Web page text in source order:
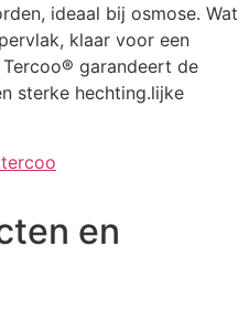
ideaal bij osmose. Wat
klaar voor een
garandeert de
sterke hechting.lijke
en